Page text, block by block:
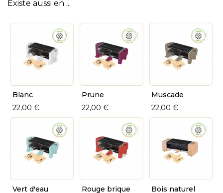
Existe aussi en ...
Blanc
22,00 €
Prune
22,00 €
Muscade
22,00 €
Vert d'eau
Rouge brique
Bois naturel